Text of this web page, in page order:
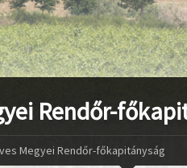
Rendőr-
Megyei Rendőr-főkapitányság